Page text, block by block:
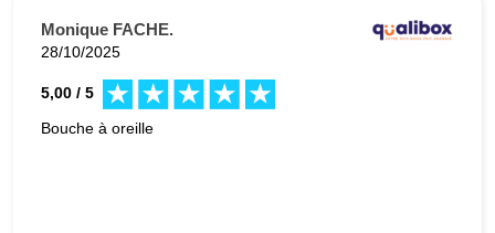
Monique FACHE.
28/10/2025
5,00 / 5
Bouche à oreille